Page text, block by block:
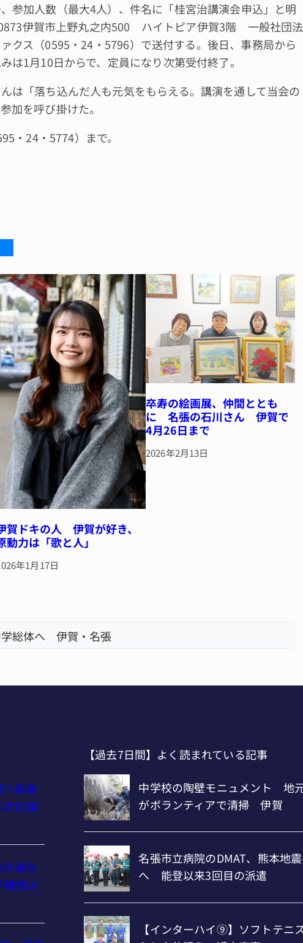
参加人数（最大4人）、件名に「桂宮治講演会申込」と明
伊賀市上野丸之内500 ハイトピア伊賀3階 一般社団法
クス（0595・24・5796）で送付する。後日、事務局から
は1月10日からで、定員になり次第受付終了。
は「落ち込んだ人も元気をもらえる。講演を通して当会の
加を呼び掛けた。
・24・5774）まで。
賀ドキの人 伊賀が好き、
動力は「歌と人」
年1月17日
卒寿の絵画展、仲間ととも
に 名張の石川さん 伊賀で
4月26日まで
2026年2月13日
学総体へ 伊賀・名張
実施
計画
計画を
想は
【過去7日間】よく読まれている記事